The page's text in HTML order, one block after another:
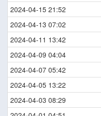
2024-04-15 21:52
2024-04-13 07:02
2024-04-11 13:42
2024-04-09 04:04
2024-04-07 05:42
2024-04-05 13:22
2024-04-03 08:29